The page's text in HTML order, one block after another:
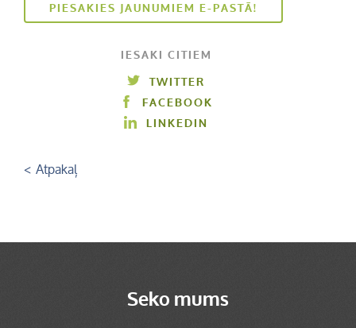
PIESAKIES JAUNUMIEM E-PASTĀ!
IESAKI CITIEM
TWITTER
FACEBOOK
LINKEDIN
< Atpakaļ
Seko mums